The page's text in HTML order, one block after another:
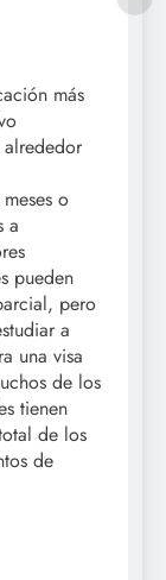
más
o
a
pueden
pero
a
una visa
de los
tienen
de los
de